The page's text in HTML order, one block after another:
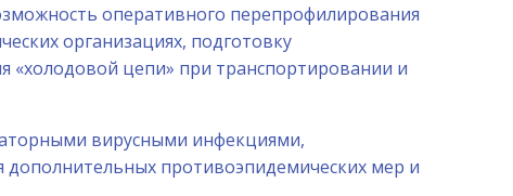
оперативного перепрофилирования
организациях, подготовку
«холодовой цепи» при транспортировании и
вирусными инфекциями,
противоэпидемических мер и